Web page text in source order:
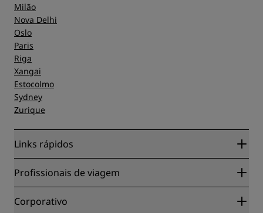
Milão
Nova Delhi
Oslo
Paris
Riga
Xangai
Estocolmo
Sydney
Zurique
Links rápidos
Radisson Rewards
Blog
Destinos
Profissionais de viagem
Parceiros
Corporativo